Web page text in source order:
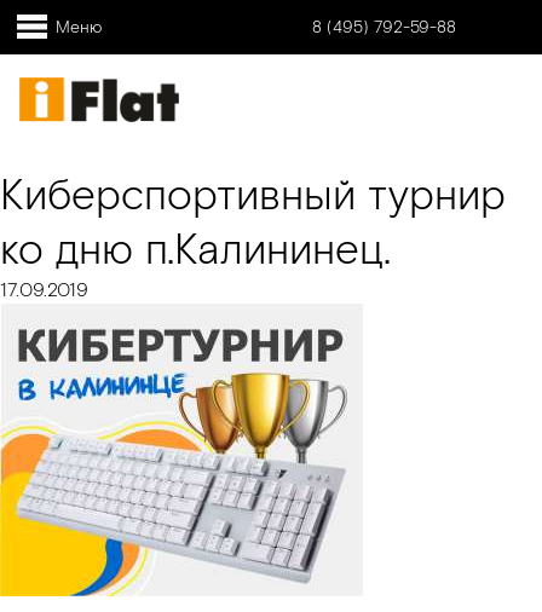
Меню 8 (495) 792-59-88
Киберспортивный турнир
ко дню п.Калининец.
17.09.2019